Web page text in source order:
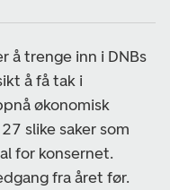
å trenge inn i DNBs
å få tak i
økonomisk
slike saker som
for konsernet.
fra året før.